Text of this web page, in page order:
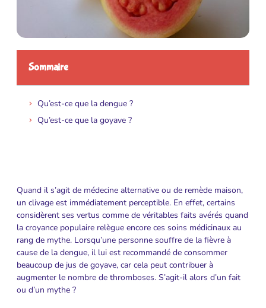
Sommaire
Qu’est-ce que la dengue ?
Qu’est-ce que la goyave ?
Quand il s’agit de médecine alternative ou de remède maison,
un clivage est immédiatement perceptible. En effet, certains
considèrent ses vertus comme de véritables faits avérés quand
la croyance populaire relègue encore ces soins médicinaux au
rang de mythe. Lorsqu’une personne souffre de la fièvre à
cause de la dengue, il lui est recommandé de consommer
beaucoup de jus de goyave, car cela peut contribuer à
augmenter le nombre de thromboses. S’agit-il alors d’un fait
ou d’un mythe ?